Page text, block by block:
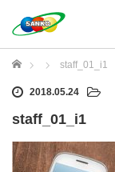
ホーム staff_01_i1
2018.05.24
staff_01_i1